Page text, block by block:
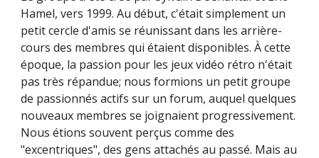
Hamel, vers 1999. Au début, c'était simplement un
petit cercle d'amis se réunissant dans les arrière-
cours des membres qui étaient disponibles. À cette
époque, la passion pour les jeux vidéo rétro n'était
pas très répandue; nous formions un petit groupe
de passionnés actifs sur un forum, auquel quelques
nouveaux membres se joignaient progressivement.
Nous étions souvent perçus comme des
"excentriques", des gens attachés au passé. Mais au